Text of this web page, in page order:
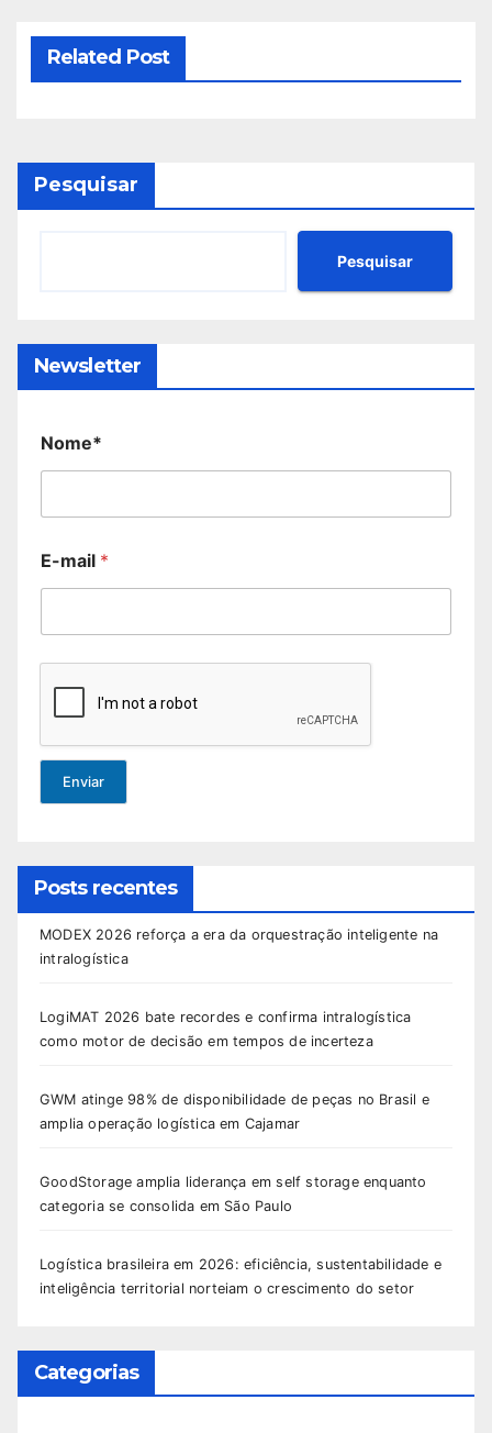
Related Post
Pesquisar
Pesquisar
Newsletter
Nome*
E-mail *
Enviar
Posts recentes
MODEX 2026 reforça a era da orquestração inteligente na
intralogística
LogiMAT 2026 bate recordes e confirma intralogística
como motor de decisão em tempos de incerteza
GWM atinge 98% de disponibilidade de peças no Brasil e
amplia operação logística em Cajamar
GoodStorage amplia liderança em self storage enquanto
categoria se consolida em São Paulo
Logística brasileira em 2026: eficiência, sustentabilidade e
inteligência territorial norteiam o crescimento do setor
Categorias